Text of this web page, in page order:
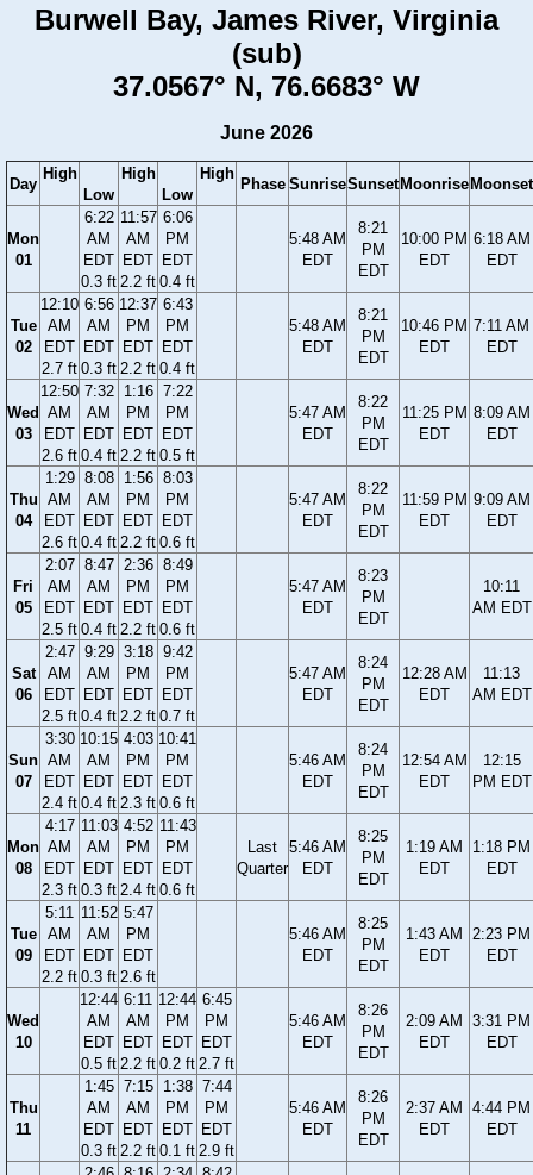
Burwell Bay, James River, Virginia
(sub)
37.0567° N, 76.6683° W
June 2026
Day
High
Low
High
Low
High
Phase SunriseSunsetMoonriseMoonset
Mon
01
6:22
AM
EDT
0.3 ft
11:57
AM
EDT
2.2 ft
6:06
PM
EDT
0.4 ft
5:48 AM
EDT
8:21
PM
EDT
10:00 PM
EDT
6:18 AM
EDT
Tue
02
12:10
AM
EDT
2.7 ft
6:56
AM
EDT
0.3 ft
12:37
PM
EDT
2.2 ft
6:43
PM
EDT
0.4 ft
5:48 AM
EDT
8:21
PM
EDT
10:46 PM
EDT
7:11 AM
EDT
Wed
03
12:50
AM
EDT
2.6 ft
7:32
AM
EDT
0.4 ft
1:16
PM
EDT
2.2 ft
7:22
PM
EDT
0.5 ft
5:47 AM
EDT
8:22
PM
EDT
11:25 PM
EDT
8:09 AM
EDT
Thu
04
1:29
AM
EDT
2.6 ft
8:08
AM
EDT
0.4 ft
1:56
PM
EDT
2.2 ft
8:03
PM
EDT
0.6 ft
5:47 AM
EDT
8:22
PM
EDT
11:59 PM
EDT
9:09 AM
EDT
Fri
05
2:07
AM
EDT
2.5 ft
8:47
AM
EDT
0.4 ft
2:36
PM
EDT
2.2 ft
8:49
PM
EDT
0.6 ft
5:47 AM
EDT
8:23
PM
EDT
10:11
AM EDT
Sat
06
2:47
AM
EDT
2.5 ft
9:29
AM
EDT
0.4 ft
3:18
PM
EDT
2.2 ft
9:42
PM
EDT
0.7 ft
5:47 AM
EDT
8:24
PM
EDT
12:28 AM
EDT
11:13
AM EDT
Sun
07
3:30
AM
EDT
2.4 ft
10:15
AM
EDT
0.4 ft
4:03
PM
EDT
2.3 ft
10:41
PM
EDT
0.6 ft
5:46 AM
EDT
8:24
PM
EDT
12:54 AM
EDT
12:15
PM EDT
Mon
08
4:17
AM
EDT
2.3 ft
11:03
AM
EDT
0.3 ft
4:52
PM
EDT
2.4 ft
11:43
PM
EDT
0.6 ft
Last
Quarter
5:46 AM
EDT
8:25
PM
EDT
1:19 AM
EDT
1:18 PM
EDT
Tue
09
5:11
AM
EDT
2.2 ft
11:52
AM
EDT
0.3 ft
5:47
PM
EDT
2.6 ft
5:46 AM
EDT
8:25
PM
EDT
1:43 AM
EDT
2:23 PM
EDT
Wed
10
12:44
AM
EDT
0.5 ft
6:11
AM
EDT
2.2 ft
12:44
PM
EDT
0.2 ft
6:45
PM
EDT
2.7 ft
5:46 AM
EDT
8:26
PM
EDT
2:09 AM
EDT
3:31 PM
EDT
Thu
11
1:45
AM
EDT
0.3 ft
7:15
AM
EDT
2.2 ft
1:38
PM
EDT
0.1 ft
7:44
PM
EDT
2.9 ft
5:46 AM
EDT
8:26
PM
EDT
2:37 AM
EDT
4:44 PM
EDT